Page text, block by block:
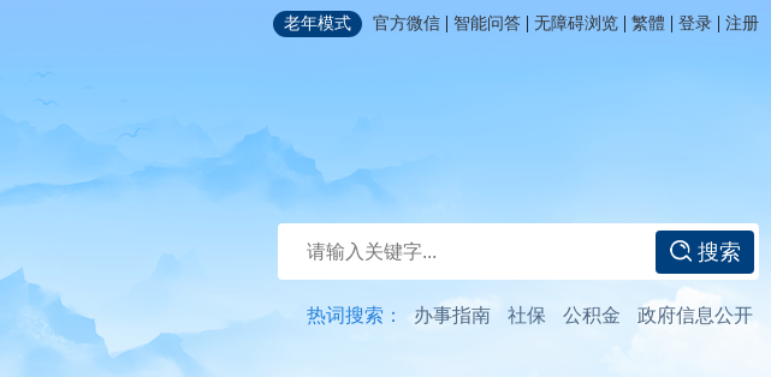
老年模式 官方微信 | 智能问答 | 无障碍浏览 | 繁體 | 登录 | 注册
搜索
热词搜索： 办事指南 社保 公积金 政府信息公开